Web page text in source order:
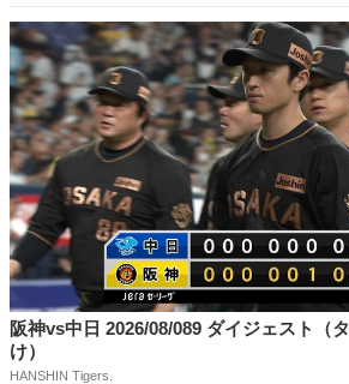
阪神vs中日 2026/08/089 ダイジェスト（
け）
HANSHIN Tigers.